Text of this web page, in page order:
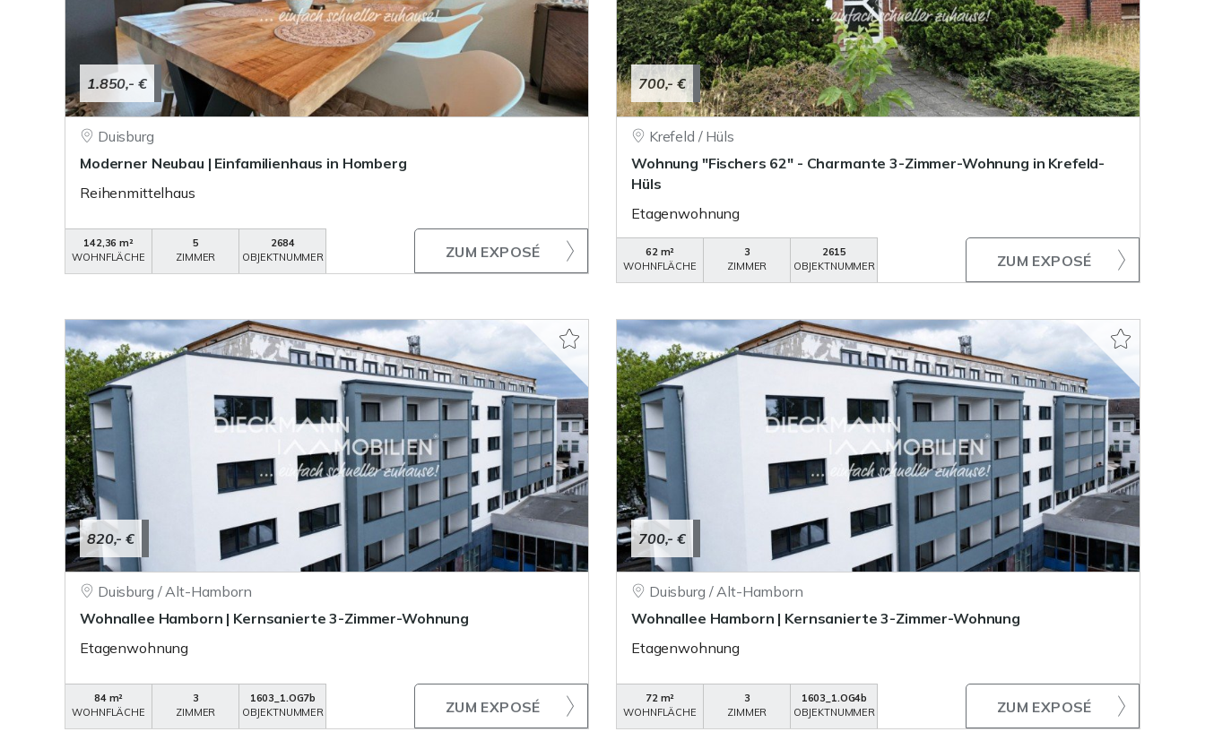
1.850,- €
Duisburg
Moderner Neubau | Einfamilienhaus in Homberg
Reihenmittelhaus
142,36 m²
WOHNFLÄCHE
5
ZIMMER
2684
OBJEKTNUMMER
ZUM EXPOSÉ
700,- €
Krefeld / Hüls
Wohnung "Fischers 62" - Charmante 3-Zimmer-Wohnung in Krefeld-
Hüls
Etagenwohnung
62 m²
WOHNFLÄCHE
3
ZIMMER
2615
OBJEKTNUMMER
ZUM EXPOSÉ
820,- €
Duisburg / Alt-Hamborn
Wohnallee Hamborn | Kernsanierte 3-Zimmer-Wohnung
Etagenwohnung
84 m²
WOHNFLÄCHE
3
ZIMMER
1603_1.OG7b
OBJEKTNUMMER
ZUM EXPOSÉ
700,- €
Duisburg / Alt-Hamborn
Wohnallee Hamborn | Kernsanierte 3-Zimmer-Wohnung
Etagenwohnung
72 m²
WOHNFLÄCHE
3
ZIMMER
1603_1.OG4b
OBJEKTNUMMER
ZUM EXPOSÉ